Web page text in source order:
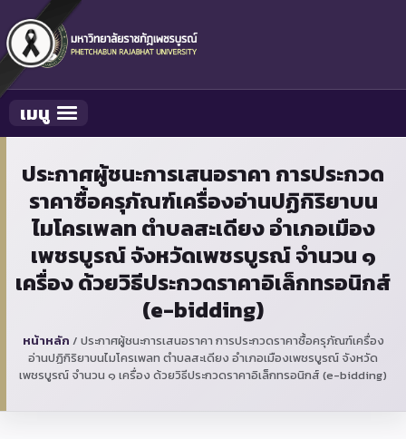
Toggle navigation
เมนู
ประกาศผู้ชนะการเสนอราคา การประกวด
ราคาซื้อครุภัณฑ์เครื่องอ่านปฏิกิริยาบน
ไมโครเพลท ตำบลสะเดียง อำเภอเมือง
เพชรบูรณ์ จังหวัดเพชรบูรณ์ จำนวน ๑
เครื่อง ด้วยวิธีประกวดราคาอิเล็กทรอนิกส์
(e-bidding)
หน้าหลัก / ประกาศผู้ชนะการเสนอราคา การประกวดราคาซื้อครุภัณฑ์เครื่อง
อ่านปฏิกิริยาบนไมโครเพลท ตำบลสะเดียง อำเภอเมืองเพชรบูรณ์ จังหวัด
เพชรบูรณ์ จำนวน ๑ เครื่อง ด้วยวิธีประกวดราคาอิเล็กทรอนิกส์ (e-bidding)